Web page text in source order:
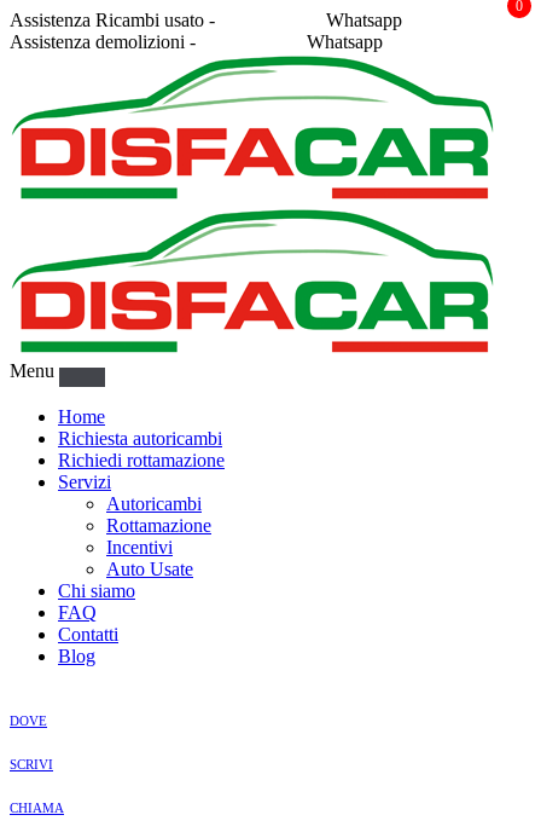
Assistenza Ricambi usato -
Whatsapp
Assistenza demolizioni -
Whatsapp
Menu
Home
Richiesta autoricambi
Richiedi rottamazione
Servizi
Autoricambi
Rottamazione
Incentivi
Auto Usate
Chi siamo
FAQ
Contatti
Blog
DOVE
SCRIVI
CHIAMA
0